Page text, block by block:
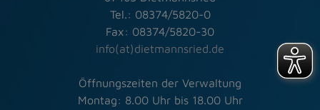
Tel.: 08374/5820-0
Fax: 08374/5820-30
info(at)dietmannsried.de
Öffnungszeiten der Verwaltung
Montag: 8.00 Uhr bis 18.00 Uhr